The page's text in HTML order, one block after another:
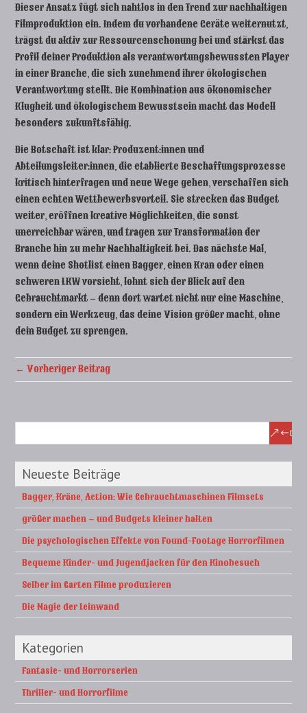
Dieser Ansatz fügt sich nahtlos in den Trend zur nachhaltigen
Filmproduktion ein. Indem du vorhandene Geräte weiternutzt,
trägst du aktiv zur Ressourcenschonung bei und stärkst das
Profil deiner Produktion als verantwortungsbewussten Player
in einer Branche, die sich zunehmend ihrer ökologischen
Verantwortung stellt. Die Kombination aus ökonomischer
Klugheit und ökologischem Bewusstsein macht das Modell
besonders zukunftsfähig.
Die Botschaft ist klar: Produzent:innen und
Abteilungsleiter:innen, die etablierte Beschaffungsprozesse
kritisch hinterfragen und neue Wege gehen, verschaffen sich
einen echten Wettbewerbsvorteil. Sie strecken das Budget
weiter, eröffnen kreative Möglichkeiten, die sonst
unerreichbar wären, und tragen zur Transformation der
Branche hin zu mehr Nachhaltigkeit bei. Das nächste Mal,
wenn deine Shotlist einen Bagger, einen Kran oder einen
schweren LKW vorsieht, lohnt sich der Blick auf den
Gebrauchtmarkt – denn dort wartet nicht nur eine Maschine,
sondern ein Werkzeug, das deine Vision größer macht, ohne
dein Budget zu sprengen.
← Vorheriger Beitrag
Neueste Beiträge
Bagger, Kräne, Action: Wie Gebrauchtmaschinen Filmsets
größer machen – und Budgets kleiner halten
Die psychologischen Effekte von Found-Footage Horrorfilmen
Bequeme Kinder- und Jugendjacken für den Kinobesuch
Selber im Garten Filme produzieren
Die Magie der Leinwand
Kategorien
Fantasie- und Horrorserien
Thriller- und Horrorfilme